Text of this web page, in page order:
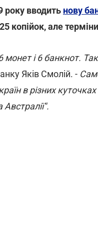
року вводить нову
копійок, але
і 6 банкнот.
Яків Смолій. -
в різних
Австралії".